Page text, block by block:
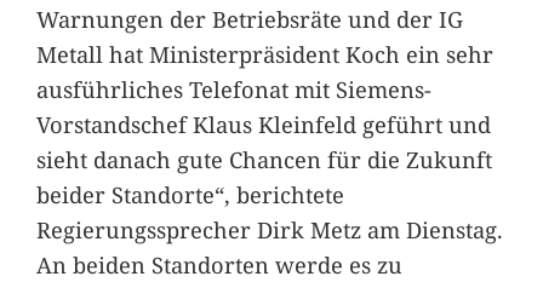
Warnungen der Betriebsräte und der IG
Metall hat Ministerpräsident Koch ein sehr
ausführliches Telefonat mit Siemens-
Vorstandschef Klaus Kleinfeld geführt und
sieht danach gute Chancen für die Zukunft
beider Standorte“, berichtete
Regierungssprecher Dirk Metz am Dienstag.
An beiden Standorten werde es zu